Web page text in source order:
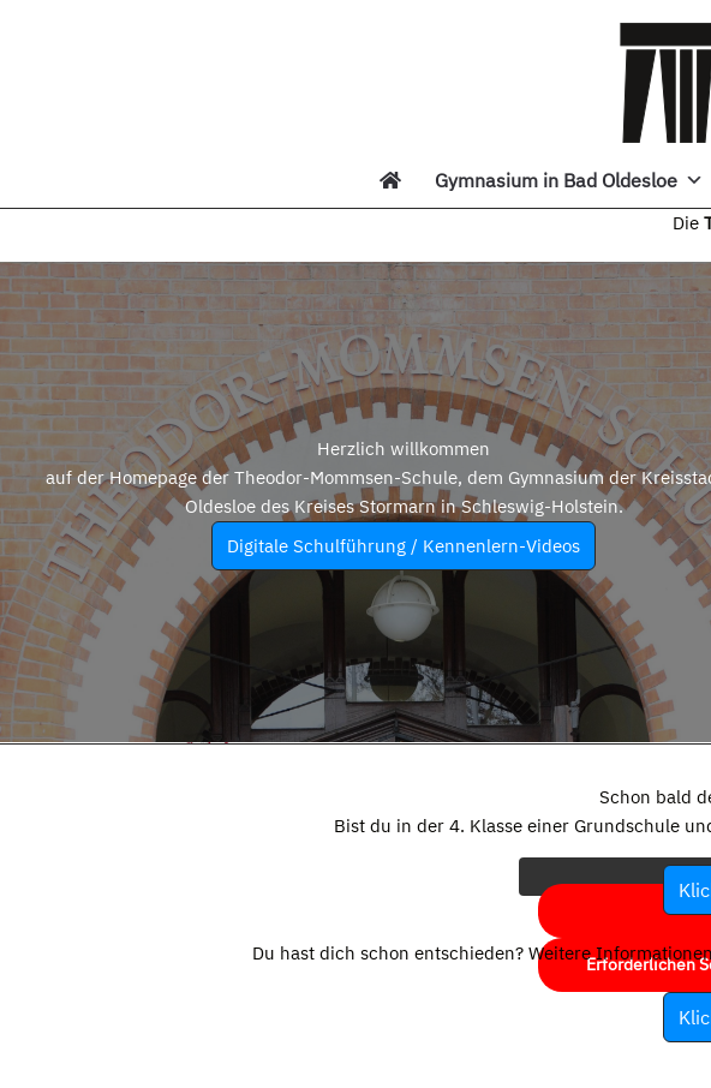
Gymnasium in Bad Oldesloe
Die
Herzlich willkommen
auf der Homepage der Theodor-Mommsen-Schule, dem Gymnasium der
Oldesloe des Kreises Stormarn in Schleswig-Holstein.
Digitale Schulführung / Kennenlern-Videos
eigentlichen Inhalt
Bitte beachten Sie,
Erforderlichen
Schon bald
Bist du in der 4. Klasse einer Grundschule
Du hast dich schon entschieden? Weitere